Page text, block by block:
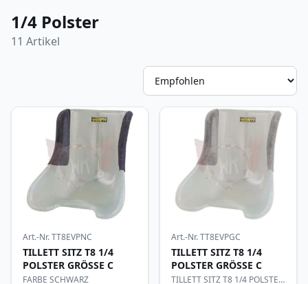
1/4 Polster
11 Artikel
Art.-Nr.TT8EVPNC
TILLETT SITZ T8 1/4
POLSTER GRÖSSE C
FARBE SCHWARZ
Art.-Nr.TT8EVPGC
TILLETT SITZ T8 1/4
POLSTER GRÖSSE C
TILLETT SITZ T8 1/4 POLSTER